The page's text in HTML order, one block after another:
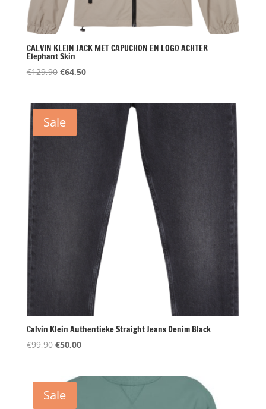
CALVIN KLEIN JACK MET CAPUCHON EN LOGO ACHTER
Elephant Skin
€129,90 Oorspronkelijke
€129,90.
€64,50Huidige
Sale
Calvin Klein Authentieke Straight Jeans Denim Black
€99,90 Oorspronkelijke
€99,90.
€50,00Huidige
Sale